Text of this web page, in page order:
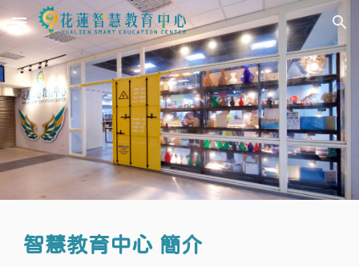
Skip to main content Skip to navigation
智慧教育中心 簡介